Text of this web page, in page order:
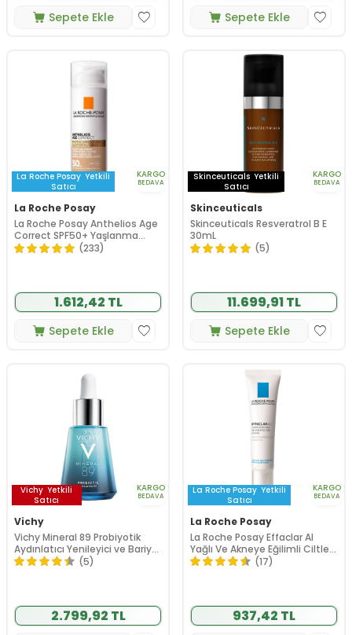
Sepete Ekle Sepete Ekle
La Roche Posay Yetkili
Satıcı
KARGO
BEDAVA
La Roche Posay
La Roche Posay Anthelios Age
Correct SPF50+ Yaşlanma
Karşıtı Renkli Yüz Güneş Kremi
(233)
1.612,42 TL
Sepete Ekle
Skinceuticals Yetkili
Satıcı
KARGO
BEDAVA
Skinceuticals
Skinceuticals Resveratrol B E
30mL
(5)
11.699,91 TL
Sepete Ekle
Vichy Yetkili
Satıcı
KARGO
BEDAVA
Vichy
Vichy Mineral 89 Probiyotik
Aydınlatıcı Yenileyici ve Bariyer
Onarıcı Serum 30 ml
(5)
2.799,92 TL
La Roche Posay Yetkili
Satıcı
KARGO
BEDAVA
La Roche Posay
La Roche Posay Effaclar AI
Yağlı Ve Akneye Eğilimli Ciltler
Lokal Bakım Kremi 15 ml
(17)
937,42 TL